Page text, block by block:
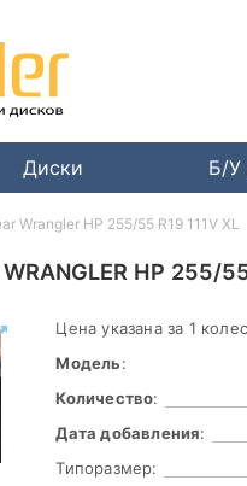
Диски Б/У
HP 255/
Цена указана за 1
Модель:
Количество:
Дата добавления:
Типоразмер:
Wrangler HP 255/55 R19 111V XL